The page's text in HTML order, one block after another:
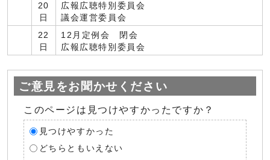
20
日
広報広聴特別委員会
議会運営委員会
22
日
12月定例会 閉会
広報広聴特別委員会
ご意見をお聞かせください
このページは見つけやすかったですか？
見つけやすかった
どちらともいえない